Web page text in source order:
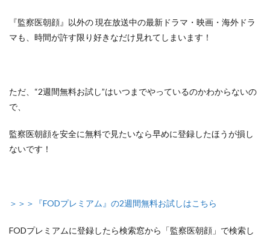
『監察医朝顔』以外の現在放送中の最新ドラマ・映画・海外ドラ
マも、 時間が許す限り好きなだけ見れてしまいます！
ただ、 “2週間無料お試し”はいつまでやっているのかわからないの
で、
監察医朝顔を安全に無料で見たいなら早めに登録したほうが損し
ないです！
＞＞＞『FODプレミアム』の2週間無料お試しはこちら
FODプレミアムに登録したら検索窓から「監察医朝顔」で検索し